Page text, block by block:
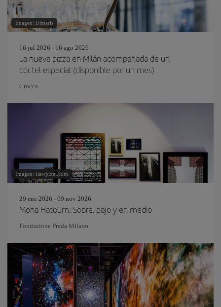
Imagen: Dimaris
16 jul 2026 - 16 ago 2026
La nueva pizza en Milán acompañada de un
cóctel especial (disponible por un mes)
Crocca
Imagen: Rawpixel.com
29 ene 2026 - 09 nov 2026
Mona Hatoum: Sobre, bajo y en medio
Fondazione Prada Milano